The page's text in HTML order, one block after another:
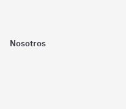
Nosotros